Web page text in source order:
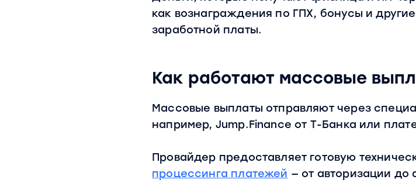
как вознаграждения по ГПХ, бонусы и
заработной платы.
Как работают массовые
Массовые выплаты отправляют через
например, Jump.Finance от Т-Банка или
Провайдер предоставляет готовую
процессинга платежей — от авторизации